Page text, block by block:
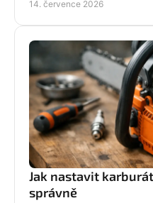
podpory.
14. července 2026
Jak nastavit
správně